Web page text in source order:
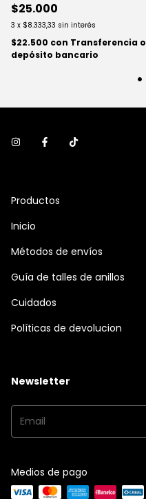
$25.000
3 x $8.333,33 sin interés
$22.500 con Transferencia o
depósito bancario
Productos
Inicio
Métodos de envíos
Guía de talles de anillos
Cuidados
Políticas de devolucion
Newsletter
Medios de pago